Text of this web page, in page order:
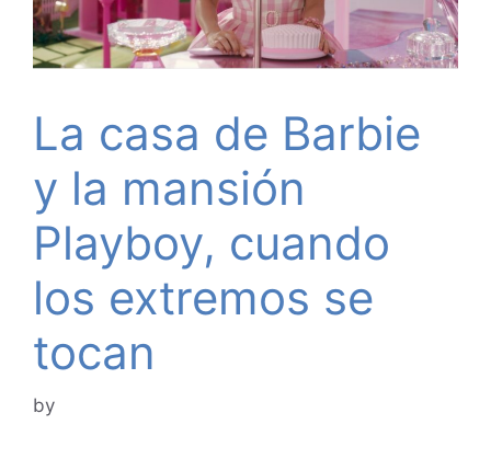
La casa de Barbie
y la mansión
Playboy, cuando
los extremos se
tocan
by